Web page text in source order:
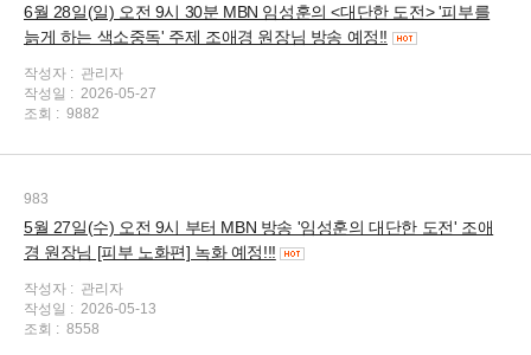
6월 28일(일) 오전 9시 30분 MBN 임성훈의 <대단한 도전> '피부를
늙게 하는 색소중독' 주제 조애경 원장님 방송 예정!!
작성자 : 관리자
작성일 : 2026-05-27
조회 : 9882
983
5월 27일(수) 오전 9시 부터 MBN 방송 '임성훈의 대단한 도전' 조애
경 원장님 [피부 노화편] 녹화 예정!!!
작성자 : 관리자
작성일 : 2026-05-13
조회 : 8558